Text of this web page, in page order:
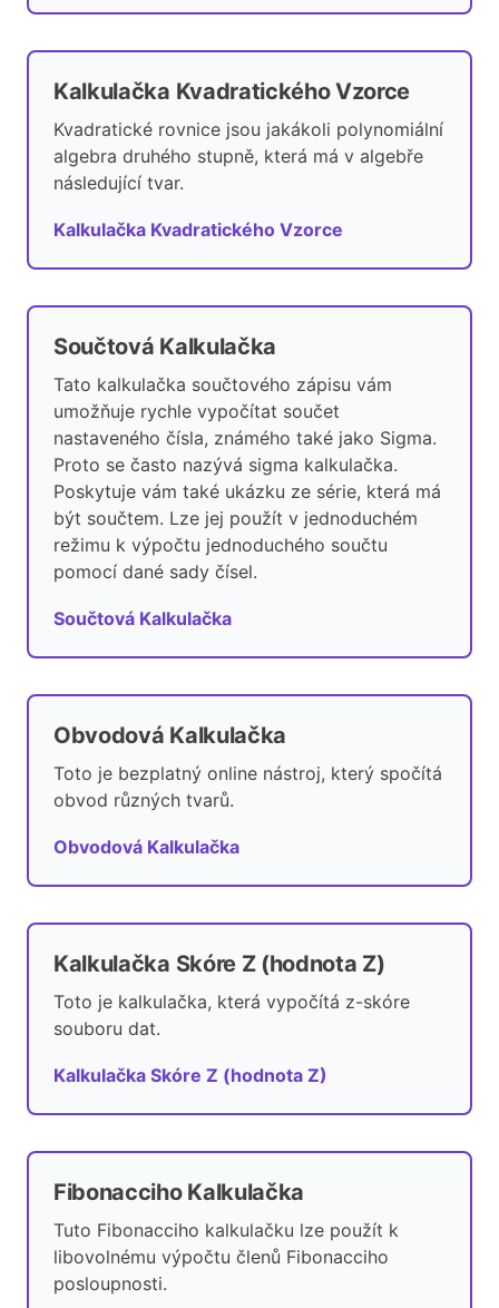
Kalkulačka Kvadratického Vzorce
Kvadratické rovnice jsou jakákoli polynomiální
algebra druhého stupně, která má v algebře
následující tvar.
Kalkulačka Kvadratického Vzorce
Součtová Kalkulačka
Tato kalkulačka součtového zápisu vám
umožňuje rychle vypočítat součet
nastaveného čísla, známého také jako Sigma.
Proto se často nazývá sigma kalkulačka.
Poskytuje vám také ukázku ze série, která má
být součtem. Lze jej použít v jednoduchém
režimu k výpočtu jednoduchého součtu
pomocí dané sady čísel.
Součtová Kalkulačka
Obvodová Kalkulačka
Toto je bezplatný online nástroj, který spočítá
obvod různých tvarů.
Obvodová Kalkulačka
Kalkulačka Skóre Z (hodnota Z)
Toto je kalkulačka, která vypočítá z-skóre
souboru dat.
Kalkulačka Skóre Z (hodnota Z)
Fibonacciho Kalkulačka
Tuto Fibonacciho kalkulačku lze použít k
libovolnému výpočtu členů Fibonacciho
posloupnosti.